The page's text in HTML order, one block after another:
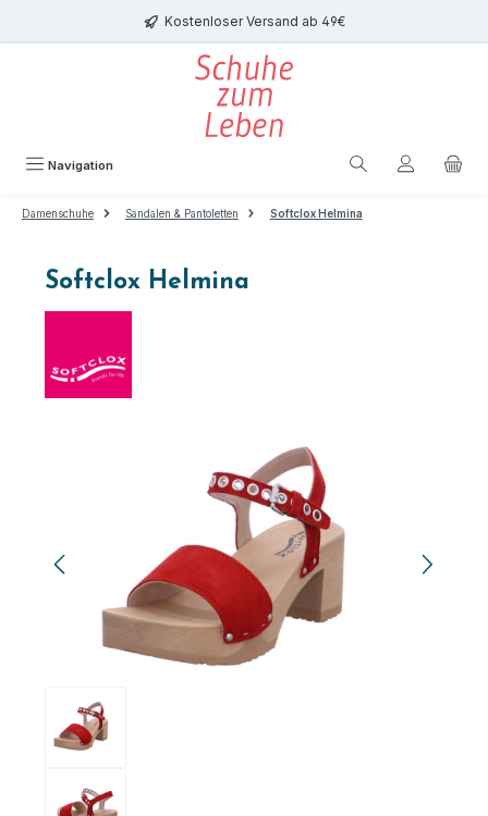
Zum Hauptinhalt springen Kostenloser Versand ab 49€
Navigation
Damenschuhe Sandalen & Pantoletten Softclox Helmina
Softclox Helmina